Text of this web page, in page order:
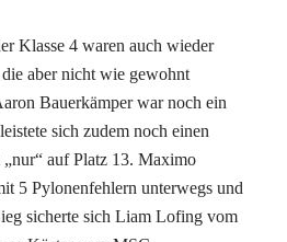
Klasse 4 waren auch wieder
aber nicht wie gewohnt
Bauerkämper war noch ein
sich zudem noch einen
auf Platz 13. Maximo
5 Pylonenfehlern unterwegs und
sicherte sich Liam Lofing vom